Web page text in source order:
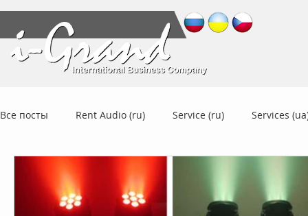
Все посты Rent Audio (ru) Service (ru) Services
Tourism